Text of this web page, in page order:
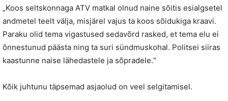
„Koos seltskonnaga ATV matkal olnud naine sõitis esialgsetel
andmetel teelt välja, misjärel vajus ta koos sõidukiga kraavi.
Paraku olid tema vigastused sedavõrd rasked, et tema elu ei
õnnestunud päästa ning ta suri sündmuskohal. Politsei siiras
kaastunne naise lähedastele ja sõpradele.“
Kõik juhtunu täpsemad asjaolud on veel selgitamisel.